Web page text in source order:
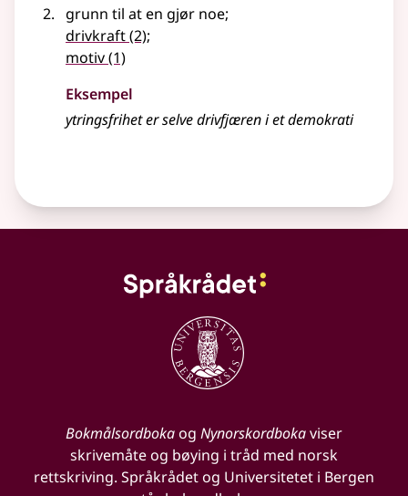
grunn til at en gjør noe;
drivkraft(2);
motiv(1)
Eksempel
ytringsfrihet er selve drivfjæren i et demokrati
Bokmålsordbokaog Nynorskordbokaviser
skrivemåte og bøying i tråd med norsk
rettskriving. Språkrådet og Universitetet i Bergen